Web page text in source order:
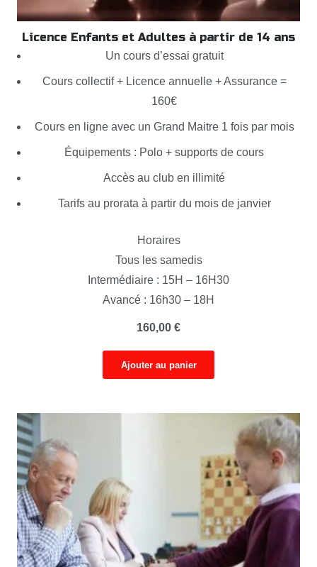
Licence Enfants et Adultes à partir de 14 ans
Un cours d’essai gratuit
Cours collectif + Licence annuelle + Assurance =
160€
Cours en ligne avec un Grand Maitre 1 fois par mois
Équipements : Polo + supports de cours
Accès au club en illimité
Tarifs au prorata à partir du mois de janvier
Horaires
Tous les samedis
Intermédiaire : 15H – 16H30
Avancé : 16h30 – 18H
160,00 €
Ajouter au panier